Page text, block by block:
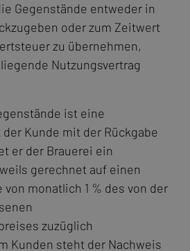
Gegenstände entweder in
oder zum Zeitwert
zu übernehmen,
Nutzungsvertrag
ist eine
Kunde mit der Rückgabe
er der Brauerei ein
gerechnet auf einen
monatlich 1 % des von der
zuzüglich
Kunden steht der Nachweis